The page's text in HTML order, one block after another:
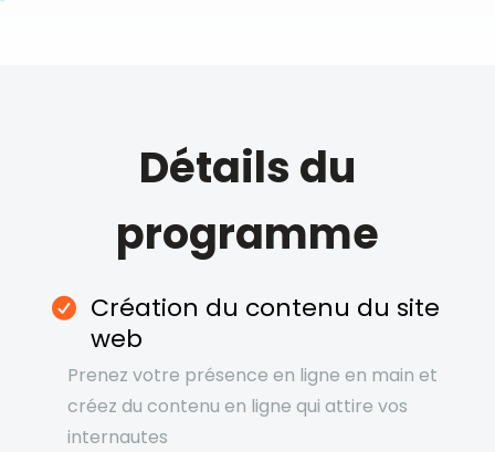
Détails du
programme
Création du contenu du site
web
Prenez votre présence en ligne en main et
créez du contenu en ligne qui attire vos
internautes